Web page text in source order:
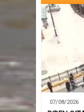
07/08/2026